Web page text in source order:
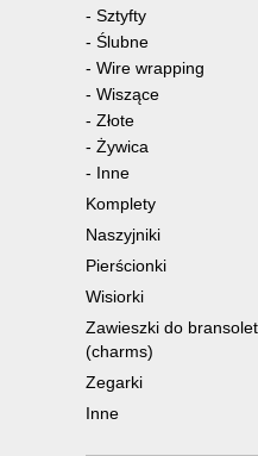
- Sztyfty
- Ślubne
- Wire wrapping
- Wiszące
- Złote
- Żywica
- Inne
Komplety
Naszyjniki
Pierścionki
Wisiorki
Zawieszki do
(charms)
Zegarki
Inne